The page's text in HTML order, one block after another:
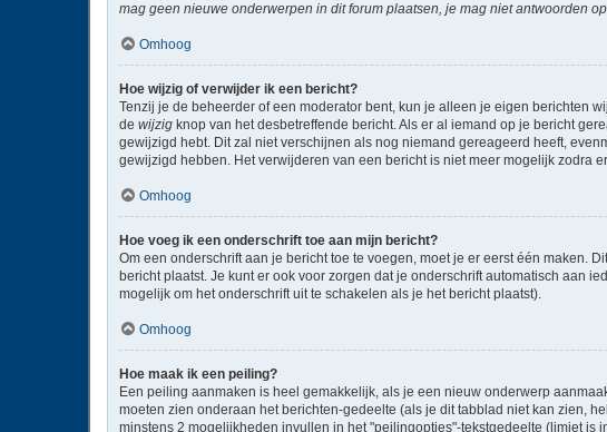
mag geen nieuwe onderwerpen in dit forum plaatsen, je mag niet antwoorden
Omhoog
Hoe wijzig of verwijder ik een bericht?
Tenzij je de beheerder of een moderator bent, kun je alleen je eigen berichten
de wijzig knop van het desbetreffende bericht. Als er al iemand op je bericht
gewijzigd hebt. Dit zal niet verschijnen als nog niemand gereageerd heeft,
gewijzigd hebben. Het verwijderen van een bericht is niet meer mogelijk zodra
Omhoog
Hoe voeg ik een onderschrift toe aan mijn bericht?
Om een onderschrift aan je bericht toe te voegen, moet je er eerst één maken.
bericht plaatst. Je kunt er ook voor zorgen dat je onderschrift automatisch aan
mogelijk om het onderschrift uit te schakelen als je het bericht plaatst).
Omhoog
Hoe maak ik een peiling?
Een peiling aanmaken is heel gemakkelijk, als je een nieuw onderwerp
moeten zien onderaan het berichten-gedeelte (als je dit tabblad niet kan zien,
minstens 2 mogelijkheden invullen in het "peilingopties"-tekstgedeelte (limiet